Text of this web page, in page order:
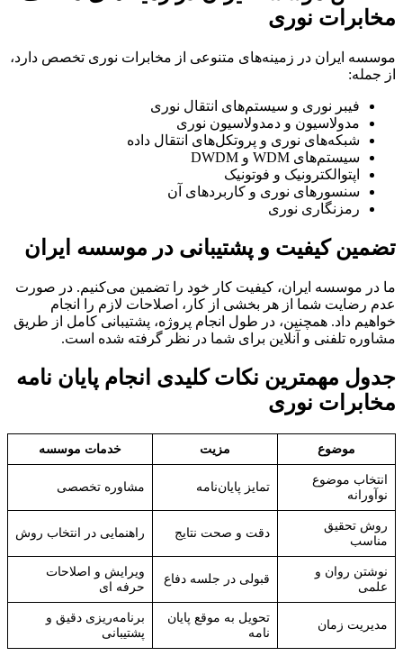
مخابرات نوری
موسسه ایران در زمینه‌های متنوعی از مخابرات نوری تخصص دارد،
از جمله:
فیبر نوری و سیستم‌های انتقال نوری
مدولاسیون و دمدولاسیون نوری
شبکه‌های نوری و پروتکل‌های انتقال داده
سیستم‌های WDM و DWDM
اپتوالکترونیک و فوتونیک
سنسورهای نوری و کاربردهای آن
رمزنگاری نوری
تضمین کیفیت و پشتیبانی در موسسه ایران
ما در موسسه ایران، کیفیت کار خود را تضمین می‌کنیم. در صورت
عدم رضایت شما از هر بخشی از کار، اصلاحات لازم را انجام
خواهیم داد. همچنین، در طول انجام پروژه، پشتیبانی کامل از طریق
مشاوره تلفنی و آنلاین برای شما در نظر گرفته شده است.
جدول مهمترین نکات کلیدی انجام پایان نامه
مخابرات نوری
موضوع مزیت خدمات موسسه
انتخاب موضوع
نوآورانه
تمایز پایان‌نامه مشاوره تخصصی
روش تحقیق
مناسب
دقت و صحت نتایج راهنمایی در انتخاب روش
نوشتن روان و
علمی
قبولی در جلسه دفاع
ویرایش و اصلاحات
حرفه ای
مدیریت زمان
تحویل به موقع پایان
نامه
برنامه‌ریزی دقیق و
پشتیبانی